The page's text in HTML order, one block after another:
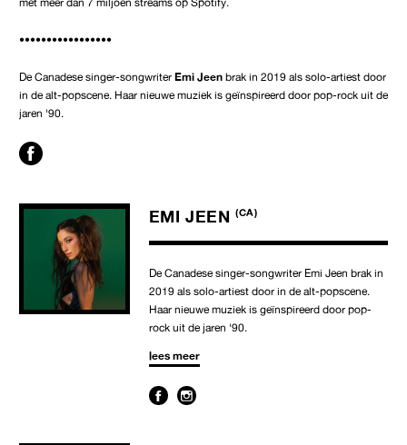
•••••••••••••••••
De Canadese singer-songwriter Emi Jeen brak in 2019 als solo-artiest door
in de alt-popscene. Haar nieuwe muziek is geïnspireerd door pop-rock uit de
jaren '90.
EMI JEEN (CA)
De Canadese singer-songwriter Emi Jeen brak in
2019 als solo-artiest door in de alt-popscene.
Haar nieuwe muziek is geïnspireerd door pop-
rock uit de jaren '90.
lees meer